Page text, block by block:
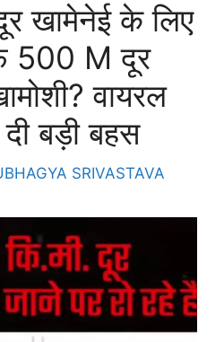
खामेनेई के लिए
500 M दूर
वायरल
बड़ी बहस
SRIVASTAVA